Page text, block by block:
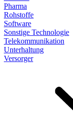
Pharma
Rohstoffe
Software
Sonstige Technologie
Telekommunikation
Unterhaltung
Versorger